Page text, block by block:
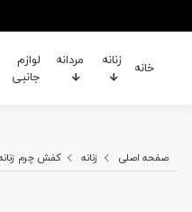
خانه زنانه مردانه
لوازم
جانبی
صفحه اصلی زنانه کفش چرم